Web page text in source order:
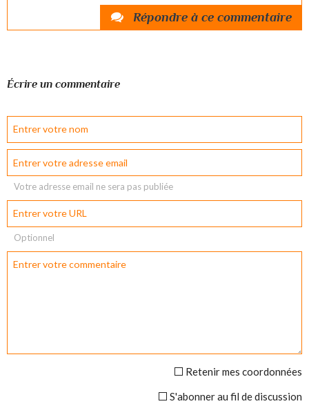
Répondre à ce commentaire
Écrire un commentaire
Votre adresse email ne sera pas publiée
Optionnel
Retenir mes coordonnées
S'abonner au fil de discussion